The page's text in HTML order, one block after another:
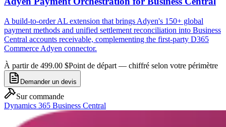
A build-to-order AL extension that brings Adyen's 150+ global
payment methods and unified settlement reconciliation into Business
Central accounts receivable, complementing the first-party D365
Commerce Adyen connector.
À partir de 499.00 $Point de départ — chiffré selon votre périmètre
Demander un devis
Sur commande
Dynamics 365 Business Central